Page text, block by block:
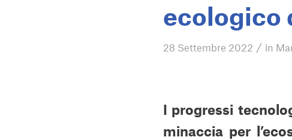
ecologico
28 Settembre 2022 / in
I progressi
minaccia per